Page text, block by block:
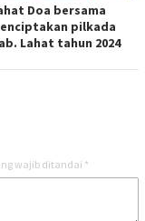
Doa bersama
pilkada
Lahat tahun 2024
wajib ditandai *